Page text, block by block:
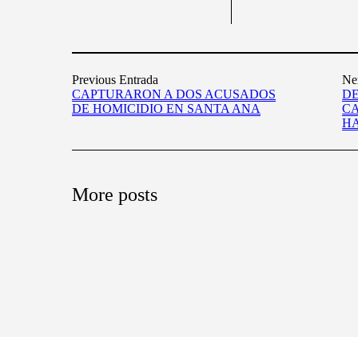
Previous Entrada
CAPTURARON A DOS ACUSADOS
DE HOMICIDIO EN SANTA ANA
More posts